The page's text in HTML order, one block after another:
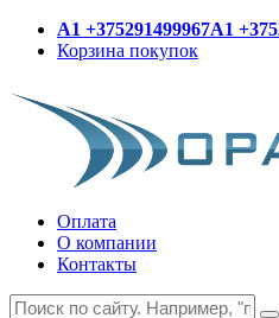
A1 +375291499967A1
Корзина покупок
Оплата
О компании
Контакты